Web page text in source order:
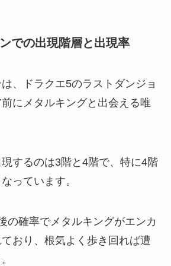
での出現階層と出現率
、ドラクエ5のラストダンジョ
にメタルキングと出会える唯
するのは3階と4階で、特に4階
っています。
の確率でメタルキングがエンカ
おり、根気よく歩き回れば遭